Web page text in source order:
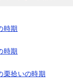
時期
時期
栗拾いの時期